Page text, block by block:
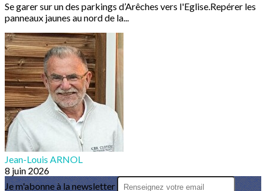
Se garer sur un des parkings d’Arêches vers l'Eglise.Repérer les
panneaux jaunes au nord de la...
Jean-Louis ARNOL
8 juin 2026
Je m'abonne à la newsletter